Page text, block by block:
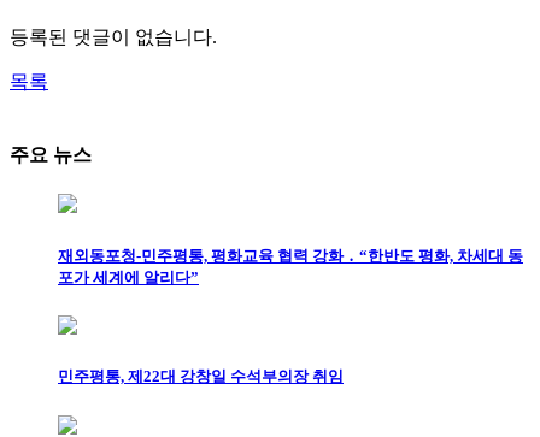
등록된 댓글이 없습니다.
목록
주요 뉴스
재외동포청-민주평통, 평화교육 협력 강화 ․ “한반도 평화, 차세대 동
포가 세계에 알리다”
민주평통, 제22대 강창일 수석부의장 취임